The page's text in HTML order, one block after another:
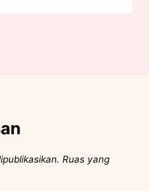
Ruas yang